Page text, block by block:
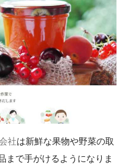
社は新鮮な果物や野菜の取
まで手がけるようになりま